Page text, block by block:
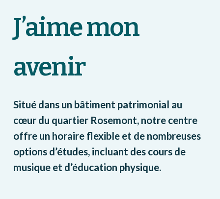
J’aime mon
avenir
Situé dans un bâtiment patrimonial au
cœur du quartier Rosemont, notre centre
offre un horaire flexible et de nombreuses
options d’études, incluant des cours de
musique et d’éducation physique.